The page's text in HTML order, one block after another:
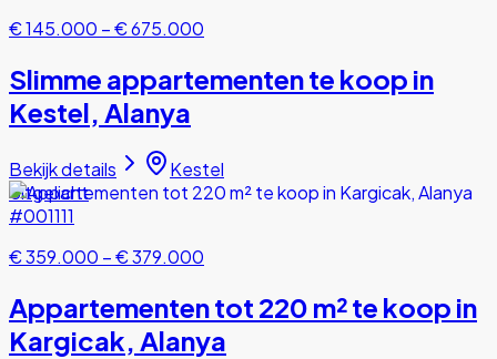
€ 145.000 –€ 675.000
Slimme appartementen te koop in
Kestel, Alanya
Bekijk details
Kestel
Uitgelicht
#001111
€ 359.000 –€ 379.000
Appartementen tot 220 m² te koop in
Kargicak, Alanya